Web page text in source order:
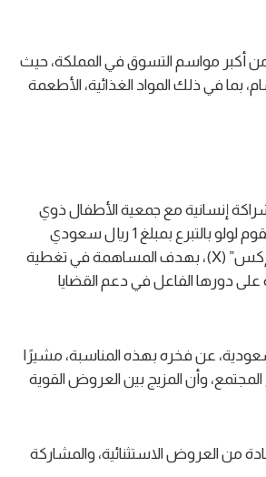
من أكبر مواسم التسوق في المملكة، حيث
مختلف الأقسام، بما في ذلك المواد الغذائية، الأطعمة
إنسانية مع جمعية الأطفال ذوي
الإعاقة. وتتضمن المبادرة حملة تبرعات مبتكرة تبدأ في 25 نوفمبر، حيث ستقوم لولو بالتبرع بمبلغ 1 ريال سعودي
مقابل كل إعادة نشر (ريتويت) لقصة طفل من الجمعية تُنشر عبر منصة “إكس” (X)، بهدف المساهمة في تغطية
دورها الفاعل في دعم القضايا
عن فخره بهذه المناسبة، مشيرًا
والشراكة مع المجتمع، وأن المزيج بين العروض القوية
من العروض الاستثنائية، والمشاركة